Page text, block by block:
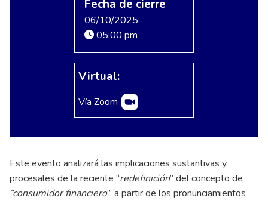
Fecha de cierre
06/10/2025
05:00 pm
Virtual:
Vía Zoom
Este evento analizará las implicaciones sustantivas y
procesales de la reciente “redefinición” del concepto de
“consumidor financiero”, a partir de los pronunciamientos